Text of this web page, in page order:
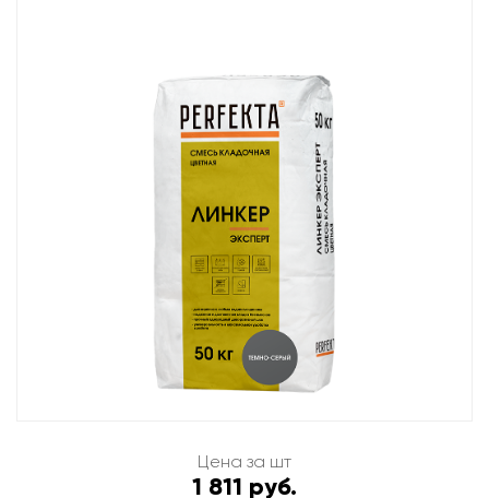
Цена за шт
1 811 руб.